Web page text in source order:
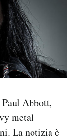
Abbott,
metal
La notizia è